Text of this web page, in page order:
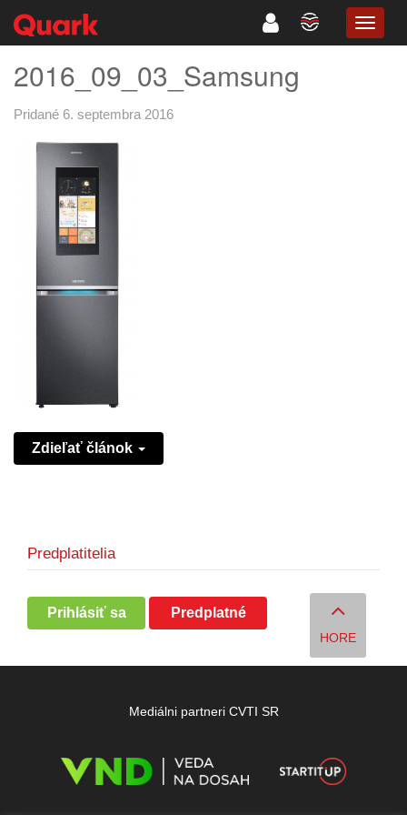
2016_09_03_Samsung
Pridané 6. septembra 2016
Zdieľať článok
Predplatitelia
Prihlásiť sa Predplatné
HORE
Mediálni partneri CVTI SR